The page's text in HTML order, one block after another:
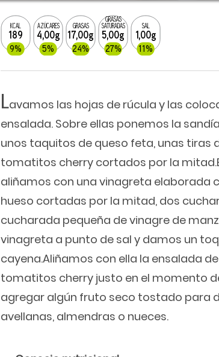
KCAL
189
9%
AZÚCARES
4,00g
5%
GRASAS
17,00g
24%
GRASAS
SATURADAS
5,00g
27%
SAL
1,00g
11%
Lavamos las hojas de rúcula y las
ensalada. Sobre ellas ponemos la
unos taquitos de queso feta, unas tiras
tomatitos cherry cortados por la
aliñamos con una vinagreta elaborada
hueso cortadas por la mitad, dos
cucharada pequeña de vinagre de
vinagreta a punto de sal y damos un
cayena.Aliñamos con ella la ensalada
tomatitos cherry justo en el momento
agregar algún fruto seco tostado para
avellanas, almendras o nueces.